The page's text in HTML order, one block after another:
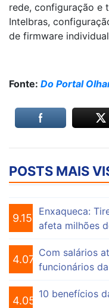
rede, configuração e
Intelbras,
de firmware
Fonte: Do Portal
POSTS MAIS
9.157
Enxaqueca:
afeta milhões
4.076
Com salários
funcionários
4.056
10 benefícios